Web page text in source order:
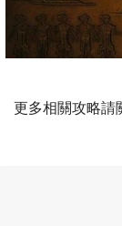
更多相關攻略請